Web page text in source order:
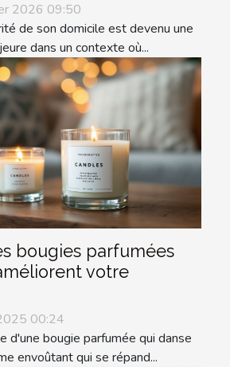
2026 09:50
de son domicile est devenu une
dans un contexte où...
bougies parfumées
votre
00:24
d'une bougie parfumée qui danse
envoûtant qui se répand...